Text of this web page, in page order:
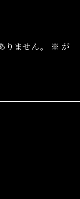
ません。 ※ が